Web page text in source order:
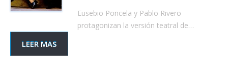
Eusebio Poncela y Pablo Rivero
protagonizan la versión teatral de…
LEER MAS